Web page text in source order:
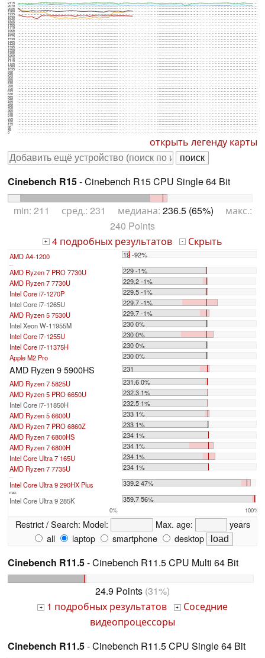
0
45
90
135
180
225
270
315
360
405
450
495
540
585
630
675
720
765
810
855
900
945
990
1035
1080
1125
1170
1215
1260
1305
1350
1395
1440
1485
1530
1575
1620
1665
1710
1755
1800
1845
1890
1935
1980
2025
2070
2115
открыть легенду карты
Cinebench R15- Cinebench R15 CPU Single 64 Bit
min: 211 сред.: 231 медиана: 236.5 (65%) макс.:
240 Points
+ 4 подробных результатов - Скрыть
AMD A4-1200 19 -92%
AMD Ryzen 7 PRO 7730U
229 -1%
AMD Ryzen 7 7730U
229.2 -1%
Intel Core i7-1270P
229.5 -1%
Intel Core i7-1265U
229.7 -1%
AMD Ryzen 5 7530U
229.7 -1%
Intel Xeon W-11955M
230 0%
Intel Core i7-1255U
230 0%
Intel Core i7-11375H
230 0%
Apple M2 Pro
230 0%
AMD Ryzen 9 5900HS
231
AMD Ryzen 7 5825U
231.6 0%
AMD Ryzen 5 PRO 6650U
232.3 1%
Intel Core i7-11850H
232.5 1%
AMD Ryzen 5 6600U
233 1%
AMD Ryzen 7 PRO 6860Z
233 1%
AMD Ryzen 7 6800HS
234 1%
AMD Ryzen 7 6800H
234 1%
Intel Core Ultra 7 165U
234 1%
AMD Ryzen 7 7735U
234 1%
Intel Core Ultra 9 290HX Plus 339.2 47%
max:
Intel Core Ultra 9 285K 359.7 56%
0% 100%
Restrict / Search: Model: Max. age:
years
all
laptop smartphone desktop
Cinebench R11.5- Cinebench R11.5 CPU Multi 64 Bit
24.9 Points (31%)
+ 1 подробных результатов + Соседние
видеопроцессоры
Cinebench R11.5- Cinebench R11.5 CPU Single 64 Bit